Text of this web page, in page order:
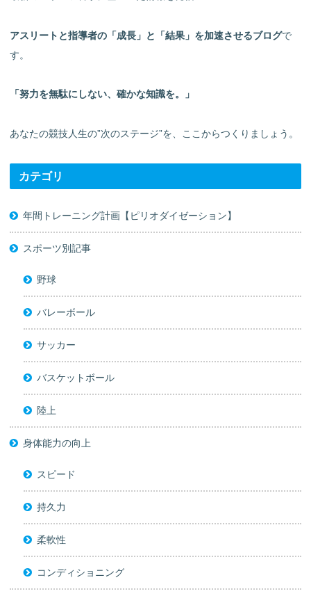
アスリートと指導者の「成長」と「結果」を加速させるブログで
す。
「努力を無駄にしない、確かな知識を。」
あなたの競技人生の”次のステージ”を、ここからつくりましょう。
カテゴリ
年間トレーニング計画【ピリオダイゼーション】
スポーツ別記事
野球
バレーボール
サッカー
バスケットボール
陸上
身体能力の向上
スピード
持久力
柔軟性
コンディショニング